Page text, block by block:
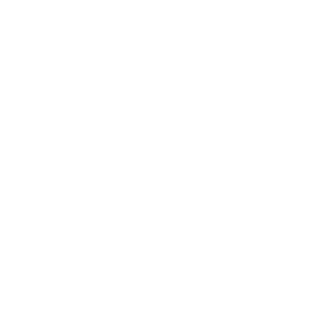
im Beet und Steingärten
Blumenwiesen. Diese
werden Sie nach ihren ersten
bei optimalem Standort und
Sie ist für eine
geeignet!
praestans Füsilier